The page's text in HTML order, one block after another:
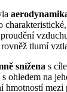
rovněž tlumí
snížena s
s ohledem na
hmotností